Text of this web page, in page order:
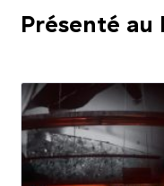
Présenté au